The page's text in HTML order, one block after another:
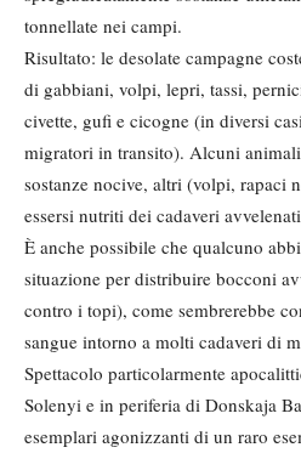
tonnellate nei campi.
Risultato: le desolate campagne
di gabbiani, volpi, lepri, tassi,
civette, gufi e cicogne (in diversi
migratori in transito). Alcuni
sostanze nocive, altri (volpi,
essersi nutriti dei cadaveri
È anche possibile che qualcuno
situazione per distribuire bocconi
contro i topi), come sembrerebbe
sangue intorno a molti cadaveri di
Spettacolo particolarmente
Solenyi e in periferia di Donskaja
esemplari agonizzanti di un raro